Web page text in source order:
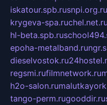
iskatour.spb.rusnpi.org.ru
krygeva-spa.ruchel.net.ru
hl-beta.spb.ru
epoha-metalband.ru
dieselvostok.ru
regsmi.rufilmnetwork.ru
h2o-salon.ru
tango-perm.rugooddir.ru